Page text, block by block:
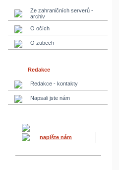
Ze zahraničních serverů -
archiv
O očích
O zubech
Redakce
Redakce - kontakty
Napsali jste nám
napište nám